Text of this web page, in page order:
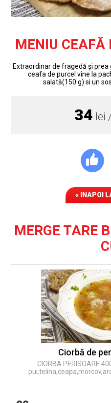
MENIU CEAFĂ
Extraordinar de fragedă și
ceafa de purcel vine la
salată(150 g) si un
34 lei
« INAPOI
MERGE TARE
Ciorbă de
CIORBA PERISOARE